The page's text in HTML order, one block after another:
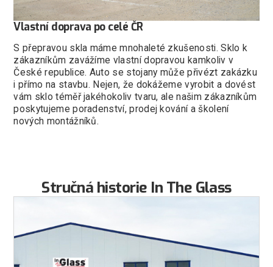
Vlastní doprava po celé ČR
S přepravou skla máme mnohaleté zkušenosti. Sklo k
zákazníkům zavážíme vlastní dopravou kamkoliv v
České republice. Auto se stojany může přivézt zakázku
i přímo na stavbu. Nejen, že dokážeme vyrobit a dovést
vám sklo téměř jakéhokoliv tvaru, ale našim zákazníkům
poskytujeme poradenství, prodej kování a školení
nových montážníků.
Stručná historie In The Glass